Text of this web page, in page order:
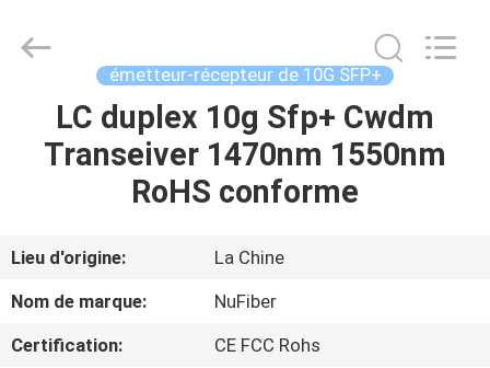
MAISON
PRODUITS
AU
SUJET
DE
Technology
Co.,Ltd.
émetteur-récepteur de 10G SFP+
LC duplex 10g Sfp+ Cwdm
Transeiver 1470nm 1550nm
RoHS conforme
Lieu d'origine:
La Chine
Nom de marque:
NuFiber
Certification:
CE FCC Rohs